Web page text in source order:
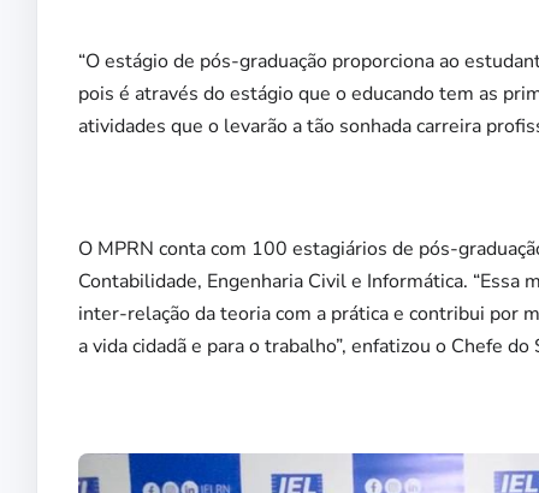
“O estágio de pós-graduação proporciona ao
pois é através do estágio que o educando tem as
atividades que o levarão a tão sonhada carreira
O MPRN conta com 100 estagiários de pós-
Contabilidade, Engenharia Civil e Informática. “Essa
inter-relação da teoria com a prática e contribui por
a vida cidadã e para o trabalho”, enfatizou o Chefe